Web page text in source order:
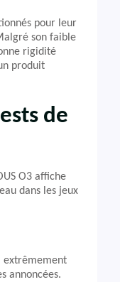
pour leur
son faible
rigidité
produit
de
O3 affiche
dans les jeux
extrêmement
annoncées.